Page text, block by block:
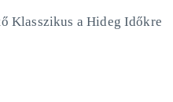
Klasszikus a Hideg Időkre